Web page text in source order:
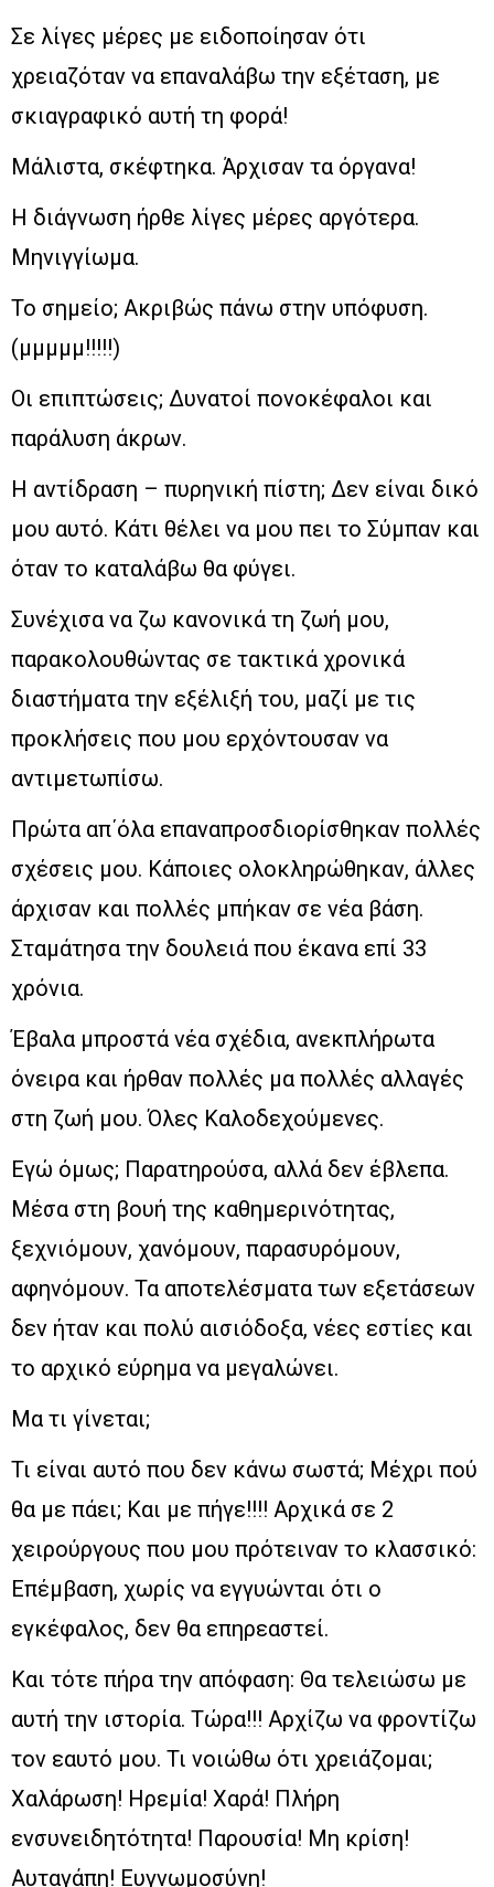
Σε λίγες μέρες με ειδοποίησαν ότι
χρειαζόταν να επαναλάβω την εξέταση, με
σκιαγραφικό αυτή τη φορά!
Μάλιστα, σκέφτηκα. Άρχισαν τα όργανα!
Η διάγνωση ήρθε λίγες μέρες αργότερα.
Μηνιγγίωμα.
Το σημείο; Ακριβώς πάνω στην υπόφυση.
(μμμμμ!!!!!)
Οι επιπτώσεις; Δυνατοί πονοκέφαλοι και
παράλυση άκρων.
Η αντίδραση – πυρηνική πίστη; Δεν είναι δικό
μου αυτό. Κάτι θέλει να μου πει το Σύμπαν και
όταν το καταλάβω θα φύγει.
Συνέχισα να ζω κανονικά τη ζωή μου,
παρακολουθώντας σε τακτικά χρονικά
διαστήματα την εξέλιξή του, μαζί με τις
προκλήσεις που μου ερχόντουσαν να
αντιμετωπίσω.
Πρώτα απ΄όλα επαναπροσδιορίσθηκαν πολλές
σχέσεις μου. Κάποιες ολοκληρώθηκαν, άλλες
άρχισαν και πολλές μπήκαν σε νέα βάση.
Σταμάτησα την δουλειά που έκανα επί 33
χρόνια.
Έβαλα μπροστά νέα σχέδια, ανεκπλήρωτα
όνειρα και ήρθαν πολλές μα πολλές αλλαγές
στη ζωή μου. Όλες Καλοδεχούμενες.
Εγώ όμως; Παρατηρούσα, αλλά δεν έβλεπα.
Μέσα στη βουή της καθημερινότητας,
ξεχνιόμουν, χανόμουν, παρασυρόμουν,
αφηνόμουν. Τα αποτελέσματα των εξετάσεων
δεν ήταν και πολύ αισιόδοξα, νέες εστίες και
το αρχικό εύρημα να μεγαλώνει.
Μα τι γίνεται;
Τι είναι αυτό που δεν κάνω σωστά; Μέχρι πού
θα με πάει; Και με πήγε!!!! Αρχικά σε 2
χειρούργους που μου πρότειναν το κλασσικό:
Επέμβαση, χωρίς να εγγυώνται ότι ο
εγκέφαλος, δεν θα επηρεαστεί.
Και τότε πήρα την απόφαση: Θα τελειώσω με
αυτή την ιστορία. Τώρα!!! Αρχίζω να φροντίζω
τον εαυτό μου. Τι νοιώθω ότι χρειάζομαι;
Χαλάρωση! Ηρεμία! Χαρά! Πλήρη
ενσυνειδητότητα! Παρουσία! Μη κρίση!
Αυταγάπη! Ευγνωμοσύνη!